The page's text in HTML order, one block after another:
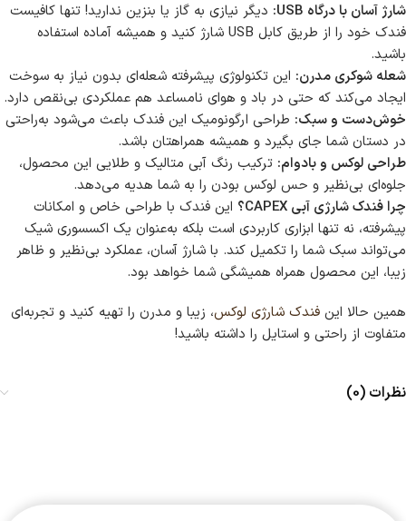
شارژ آسان با درگاه USB:
دیگر نیازی به گاز یا بنزین ندارید! تنها کافیست
فندک خود را از طریق کابل USB شارژ کنید و همیشه آماده استفاده
باشید.
شعله شوکری مدرن: این تکنولوژی پیشرفته شعله‌ای بدون نیاز به سوخت
ایجاد می‌کند که حتی در باد و هوای نامساعد هم عملکردی بی‌نقص دارد.
خوش‌دست و سبک: طراحی ارگونومیک این فندک باعث می‌شود به‌راحتی
در دستان شما جای بگیرد و همیشه همراهتان باشد.
طراحی لوکس و بادوام: ترکیب رنگ آبی متالیک و طلایی این محصول،
جلوه‌ای بی‌نظیر و حس لوکس بودن را به شما هدیه می‌دهد.
چرا فندک شارژی آبی CAPEX؟
این فندک با طراحی خاص و امکانات
پیشرفته، نه تنها ابزاری کاربردی است بلکه به‌عنوان یک اکسسوری شیک
می‌تواند سبک شما را تکمیل کند. با شارژ آسان، عملکرد بی‌نظیر و ظاهر
زیبا، این محصول همراه همیشگی شما خواهد بود.
همین حالا این فندک شارژی لوکس، زیبا و مدرن را تهیه کنید و تجربه‌ای
متفاوت از راحتی و استایل را داشته باشید!
نظرات (0)